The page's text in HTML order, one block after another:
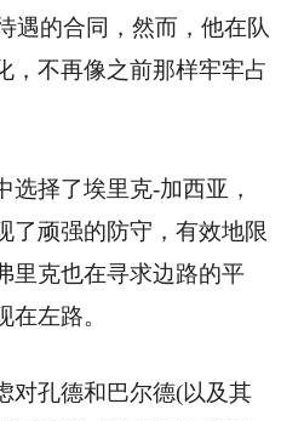
遇的合同，然而，他在队
，不再像之前那样牢牢占
选择了埃里克-加西亚，
了顽强的防守，有效地限
里克也在寻求边路的平
左路。
对孔德和巴尔德(以及其